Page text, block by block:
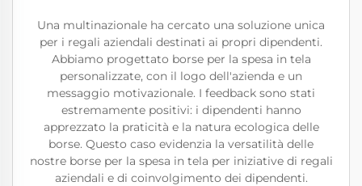
Una multinazionale ha cercato una soluzione unica
per i regali aziendali destinati ai propri dipendenti.
Abbiamo progettato borse per la spesa in tela
personalizzate, con il logo dell'azienda e un
messaggio motivazionale. I feedback sono stati
estremamente positivi: i dipendenti hanno
apprezzato la praticità e la natura ecologica delle
borse. Questo caso evidenzia la versatilità delle
nostre borse per la spesa in tela per iniziative di regali
aziendali e di coinvolgimento dei dipendenti.